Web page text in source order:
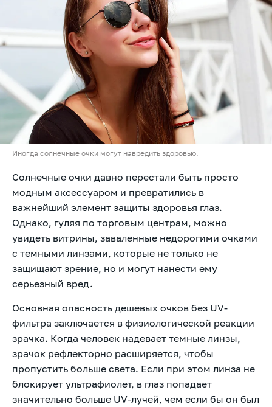
Иногда солнечные очки могут навредить здоровью.
Солнечные очки давно перестали быть просто
модным аксессуаром и превратились в
важнейший элемент защиты здоровья глаз.
Однако, гуляя по торговым центрам, можно
увидеть витрины, заваленные недорогими очками
с темными линзами, которые не только не
защищают зрение, но и могут нанести ему
серьезный вред.
Основная опасность дешевых очков без UV-
фильтра заключается в физиологической реакции
зрачка. Когда человек надевает темные линзы,
зрачок рефлекторно расширяется, чтобы
пропустить больше света. Если при этом линза не
блокирует ультрафиолет, в глаз попадает
значительно больше UV-лучей, чем если бы он был